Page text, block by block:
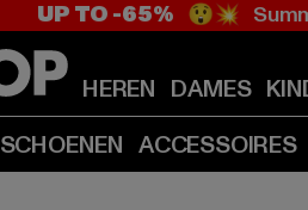
UP TO -65% 😲💥
HEREN DAMES
SCHOENEN ACCESSOIRES